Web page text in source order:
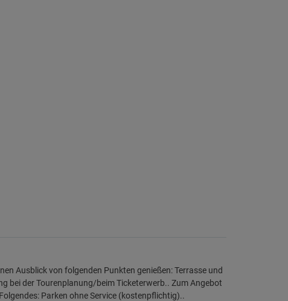
Ausblick von folgenden Punkten genießen: Terrasse und
bei der Tourenplanung/beim Ticketerwerb.. Zum Angebot
Parken ohne Service (kostenpflichtig)..